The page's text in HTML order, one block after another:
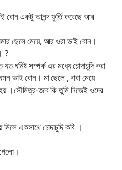
বোন একটু আনন্দ ফুর্তি করেছে আর
ছেলে মেয়ে, আর ওরা ভাই বোন।
?
ঘনিষ্ট সম্পর্ক এর মধ্যে চোদাচুদি করা
ভাই বোন। মা ছেলে , বাবা মেয়ে।
।সৌমিত্র-তবে কি তুমি নিজেই ওদের
মিলে একসাথে চোদাচুদি করি ।